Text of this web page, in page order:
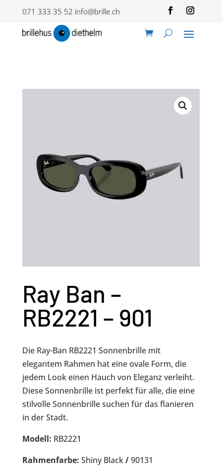
071 333 35 52 info@brille.ch
Ray Ban –
RB2221 – 901
Die Ray-Ban RB2221 Sonnenbrille mit
elegantem Rahmen hat eine ovale Form, die
jedem Look einen Hauch von Eleganz verleiht.
Diese Sonnenbrille ist perfekt für alle, die eine
stilvolle Sonnenbrille suchen für das flanieren
in der Stadt.
Modell: RB2221
Rahmenfarbe: Shiny Black/90131